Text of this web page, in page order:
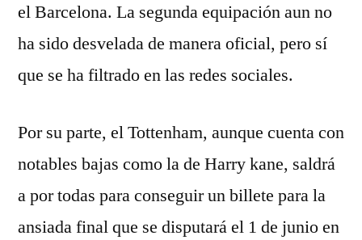
el Barcelona. La segunda equipación aun no
ha sido desvelada de manera oficial, pero sí
que se ha filtrado en las redes sociales.
Por su parte, el Tottenham, aunque cuenta con
notables bajas como la de Harry kane, saldrá
a por todas para conseguir un billete para la
ansiada final que se disputará el 1 de junio en